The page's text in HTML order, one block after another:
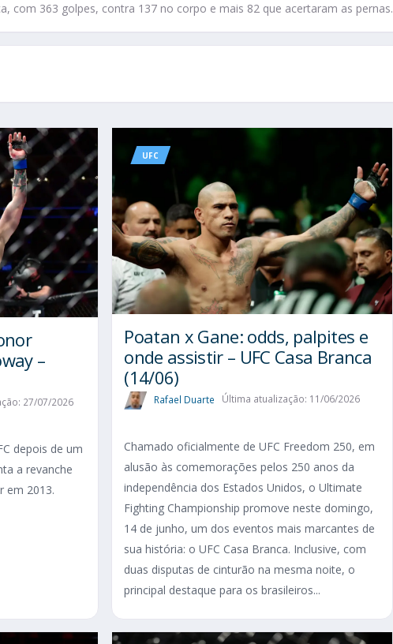
com 363 golpes, contra 137 no corpo e mais 82 que acertaram as pernas.
–
27/07/2026
depois de um
a revanche
em 2013.
UFC
Poatan x Gane: odds, palpites e
onde assistir – UFC Casa Branca
(14/06)
Rafael Duarte Última atualização: 11/06/2026
Chamado oficialmente de UFC Freedom 250, em
alusão às comemorações pelos 250 anos da
independência dos Estados Unidos, o Ultimate
Fighting Championship promove neste domingo,
14 de junho, um dos eventos mais marcantes de
sua história: o UFC Casa Branca. Inclusive, com
duas disputas de cinturão na mesma noite, o
principal destaque para os brasileiros...